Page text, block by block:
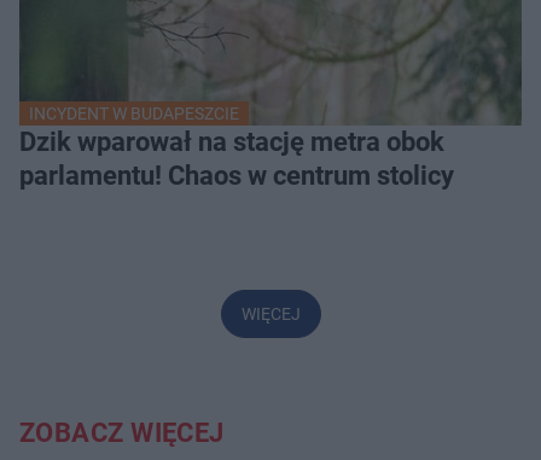
INCYDENT W BUDAPESZCIE
Dzik wparował na stację metra obok
parlamentu! Chaos w centrum stolicy
WIĘCEJ
ZOBACZ WIĘCEJ